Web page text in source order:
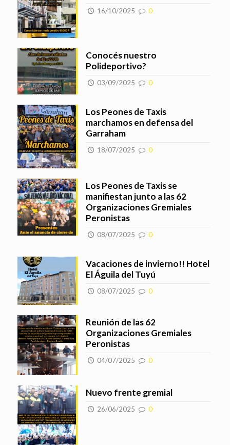
16/10/2025 0
Conocés nuestro
Polideportivo?
03/09/2025 0
Los Peones de Taxis
marchamos en defensa del
Garraham
18/07/2025 0
Los Peones de Taxis se
manifiestan junto a las 62
Organizaciones Gremiales
Peronistas
08/07/2025 0
Vacaciones de invierno!! Hotel
El Águila del Tuyú
08/07/2025 0
Reunión de las 62
Organizaciones Gremiales
Peronistas
04/07/2025 0
Nuevo frente gremial
26/06/2025 0